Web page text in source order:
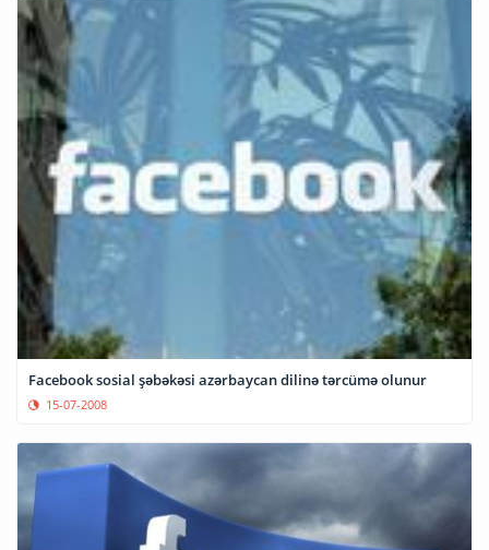
Facebook sosial şəbəkəsi azərbaycan dilinə tərcümə olunur
15-07-2008